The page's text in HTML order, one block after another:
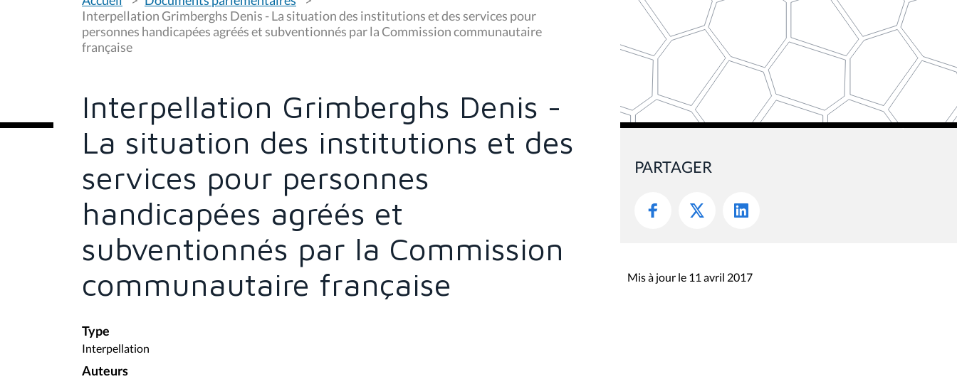
u
s
ê
t
Interpellation Grimberghs Denis - La situation des institutions et des services pour
personnes handicapées agréés et subventionnés par la Commission communautaire
française
Interpellation Grimberghs Denis -
La situation des institutions et des
services pour personnes
handicapées agréés et
subventionnés par la Commission
communautaire française
Type
Interpellation
Auteurs
PARTAGER
Mis à jour le 11 avril 2017